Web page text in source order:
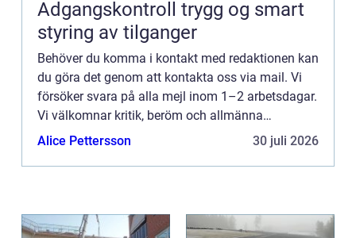
Adgangskontroll trygg og smart
styring av tilganger
Behöver du komma i kontakt med redaktionen kan
du göra det genom att kontakta oss via mail. Vi
försöker svara på alla mejl inom 1–2 arbetsdagar.
Vi välkomnar kritik, beröm och allmänna
kommentarer till innehållet på vår sida.
Alice Pettersson 30 juli 2026